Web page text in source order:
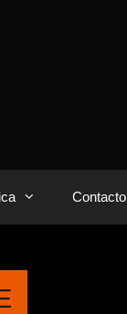
Contacto